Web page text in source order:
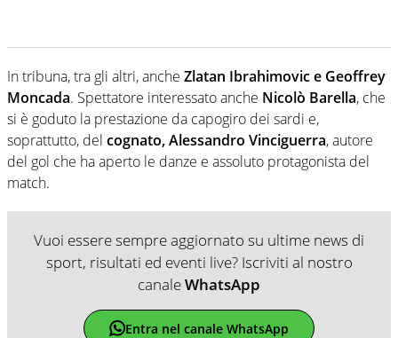
In tribuna, tra gli altri, anche Zlatan Ibrahimovic e Geoffrey
Moncada. Spettatore interessato anche Nicolò Barella, che
si è goduto la prestazione da capogiro dei sardi e,
soprattutto, del cognato, Alessandro Vinciguerra, autore
del gol che ha aperto le danze e assoluto protagonista del
match.
Vuoi essere sempre aggiornato su ultime news di
sport, risultati ed eventi live? Iscriviti al nostro
canaleWhatsApp
Entra nel canale WhatsApp